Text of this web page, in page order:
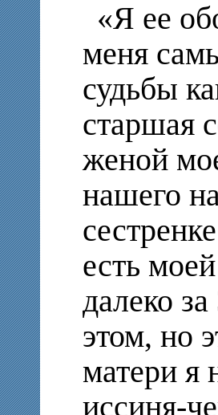
«Я ее
меня
судьбы
старшая
женой
нашего
есть
далеко
этом, но
матери я
иссиня-